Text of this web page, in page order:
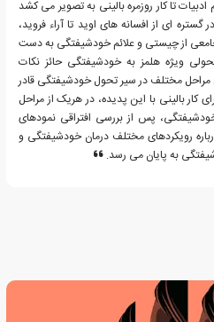
تا کار روزمره بالینی به تصویر می کشد
ای از افسانه های اوید تا آراء فروید،
جامعی از چیستی و علائم خودشیفتگی به دست
ویژه هلمز به خودشیفتگی حائز نکات
مختلف در سیر تحول خودشیفتگی قادر
بالینی با این پدیده، در هریک از مراحل
پس از بررسی افتراقی نمودهای
رویکردهای مختلف درمان خودشیفتگی و
به پایان می رسد.